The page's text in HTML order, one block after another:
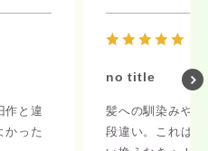
作と違
かった
no title
髪への馴染みや
段違い。これは